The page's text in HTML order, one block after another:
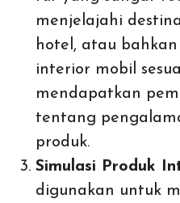
menjelajahi
hotel, atau
interior mobil
mendapatkan
tentang
produk.
Simulasi Produk
digunakan untuk